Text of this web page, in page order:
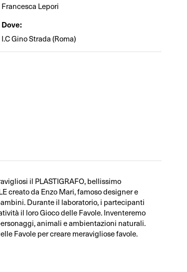
Francesca Lepori
Dove:
I.C Gino Strada (Roma)
il PLASTIGRAFO, bellissimo
creato da Enzo Mari, famoso designer e
Durante il laboratorio, i partecipanti
il loro Gioco delle Favole. Inventeremo
animali e ambientazioni naturali.
Favole per creare meravigliose favole.